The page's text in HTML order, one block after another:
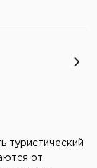
туристический
от